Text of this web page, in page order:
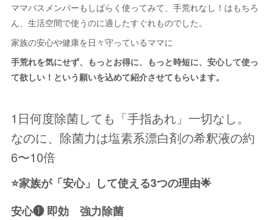
ママパスメンバーもしばらく使ってみて、手荒れなし！はもちろ
ん、生活空間で使うのに適したすぐれものでした。
家族の安心や健康を日々守っているママに
手荒れを気にせず、もっとお得に、もっと時短に、安心して使っ
て欲しい！という願いを込めて紹介させてもらいます。
1日何度除菌しても「手指あれ」一切なし。
なのに、除菌力は塩素系漂白剤の希釈液の約
6〜10倍
⭐️家族が「安心」して使える3つの理由🌟
安心❶ 即効 強力除菌